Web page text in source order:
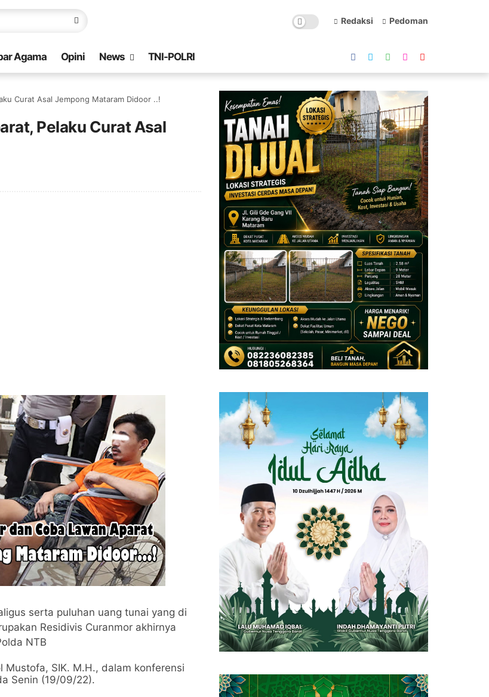
Redaksi Pedoman
Agama Opini News TNI-POLRI
Curat Asal Jempong Mataram Didoor ..!
Pelaku Curat Asal
serta puluhan uang tunai yang di
Residivis Curanmor akhirnya
NTB
SIK. M.H., dalam konferensi
Senin (19/09/22).